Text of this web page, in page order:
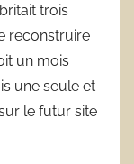
trois
reconstruire
un mois
une seule et
le futur site